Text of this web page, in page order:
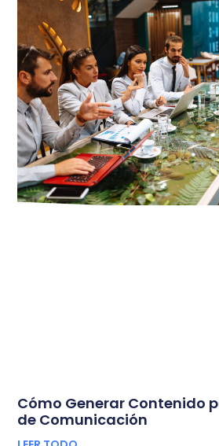
Cómo Generar Contenido
de Comunicación